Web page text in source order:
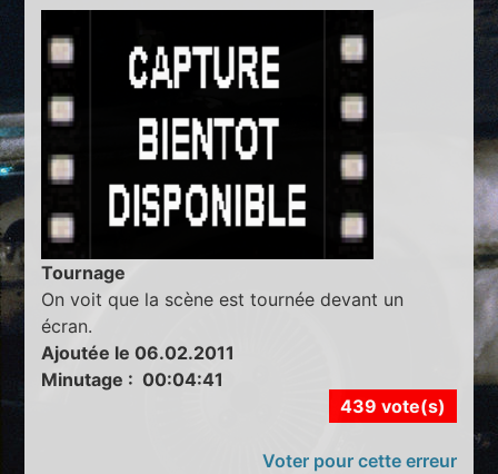
Tournage
On voit que la scène est tournée devant un
écran.
Ajoutée le 06.02.2011
Minutage : 00:04:41
439 vote(s)
Voter pour cette erreur